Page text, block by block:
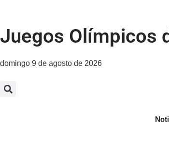
Juegos Olímpicos
domingo 9 de agosto de 2026